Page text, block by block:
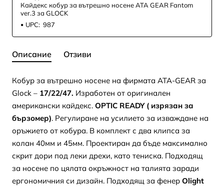
Кайдекс кобур за вътрешно носене ATA GEAR Fantom
ver.3 за GLOCK
UPC: 987
Описание Отзиви
Кобур за вътрешно носене на фирмата ATA-GEAR за
Glock – 17/22/47. Изработен от оригинален
американски кайдекс. OPTIC READY ( изрязан за
бързомер). Регулиране на усилието за изваждане на
оръжието от кобура. В комплект с два клипса за
колан 40мм и 45мм. Проектиран да бъде максимално
скрит дори под леки дрехи, като тениска. Подходящ
за носене по цялата окръжност на талията заради
ергономичния си дизайн. Подходящ за фенер Olight